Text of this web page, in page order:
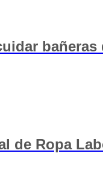
bañeras
de Ropa